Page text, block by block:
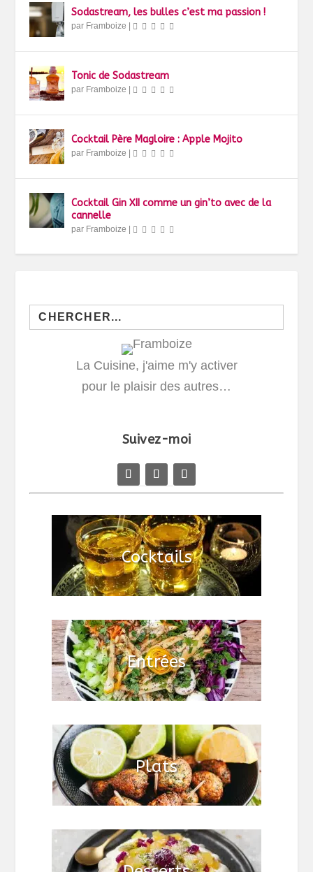
Sodastream, les bulles c’est ma passion !
par Framboize
Tonic de Sodastream
par Framboize
Cocktail Père Magloire : Apple Mojito
par Framboize
Cocktail Gin XII comme un gin’to avec de la
cannelle
par Framboize
Search
for:
La Cuisine, j'aime m'y activer
pour le plaisir des autres…
Suivez-moi